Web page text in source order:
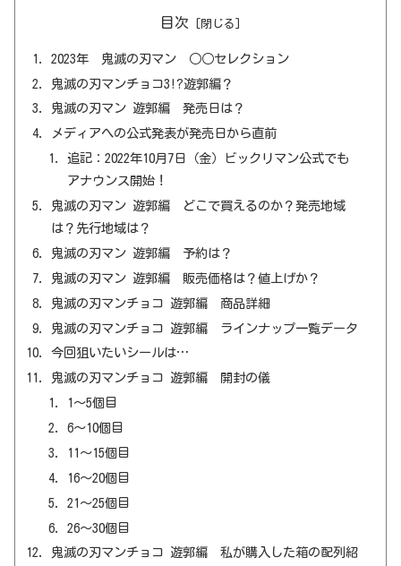
目次
2023年 鬼滅の刃マン ○○セレクション
鬼滅の刃マンチョコ3!?遊郭編？
鬼滅の刃マン 遊郭編 発売日は？
メディアへの公式発表が発売日から直前
追記：2022年10月7日（金）ビックリマン公式でも
アナウンス開始！
鬼滅の刃マン 遊郭編 どこで買えるのか？発売地域
は？先行地域は？
鬼滅の刃マン 遊郭編 予約は？
鬼滅の刃マン 遊郭編 販売価格は？値上げか？
鬼滅の刃マンチョコ 遊郭編 商品詳細
鬼滅の刃マンチョコ 遊郭編 ラインナップ一覧データ
今回狙いたいシールは…
鬼滅の刃マンチョコ 遊郭編 開封の儀
1～5個目
6～10個目
11～15個目
16～20個目
21～25個目
26～30個目
鬼滅の刃マンチョコ 遊郭編 私が購入した箱の配列紹